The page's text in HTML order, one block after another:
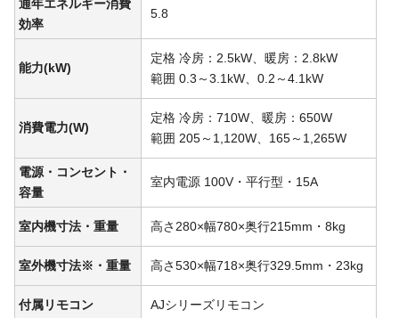
通年エネルギー消費
効率
5.8
能力(kW)
定格 冷房：2.5kW、暖房：2.8kW
範囲 0.3～3.1kW、0.2～4.1kW
消費電力(W)
定格 冷房：710W、暖房：650W
範囲 205～1,120W、165～1,265W
電源・コンセント・
容量
室内電源 100V・平行型・15A
室内機寸法・重量 高さ280×幅780×奥行215mm・8kg
室外機寸法※・重量 高さ530×幅718×奥行329.5mm・23kg
付属リモコン AJシリーズリモコン